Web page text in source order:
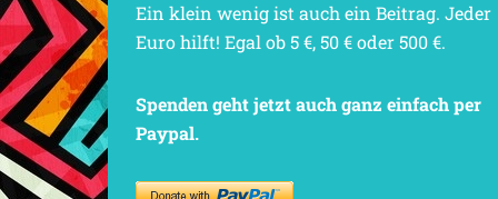
Ein klein wenig ist auch ein Beitrag. Jeder
Euro hilft! Egal ob 5 €, 50 € oder 500 €.
Spenden geht jetzt auch ganz einfach per
Paypal.